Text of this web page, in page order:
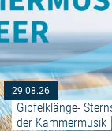
29.08.26
Gipfelklänge-
der Kammermusik